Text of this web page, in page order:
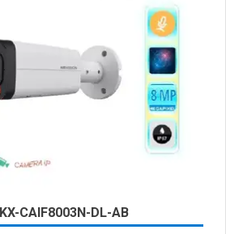
CAIF8003N-DL-AB